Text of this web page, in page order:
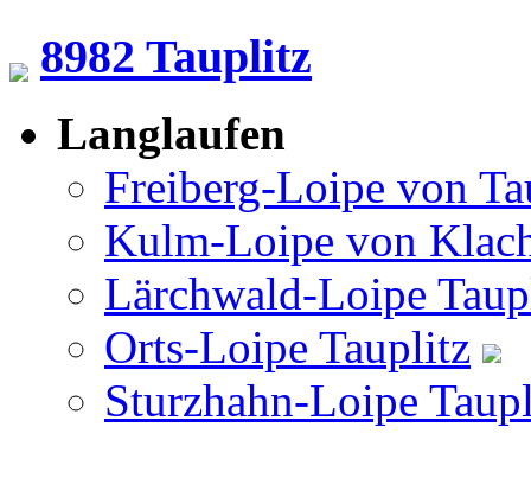
8982 Tauplitz
Langlaufen
Freiberg-Loipe von
Kulm-Loipe von
Lärchwald-Loipe
Orts-Loipe Tauplitz
Sturzhahn-Loipe